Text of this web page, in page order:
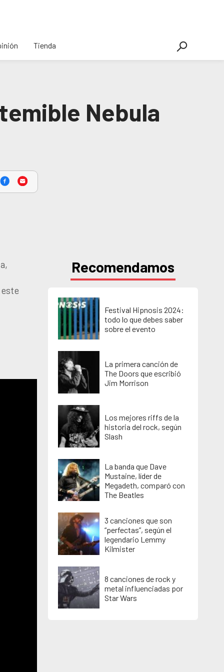
Tienda
Nebula
Recomendamos
Festival Hipnosis 2024:
todo lo que debes saber
sobre el evento
La primera canción de
The Doors que escribió
Jim Morrison
Los mejores riffs de la
historia del rock, según
Slash
La banda que Dave
Mustaine, líder de
Megadeth, comparó con
The Beatles
3 canciones que son
“perfectas”, según el
legendario Lemmy
Kilmister
8 canciones de rock y
metal influenciadas por
Star Wars